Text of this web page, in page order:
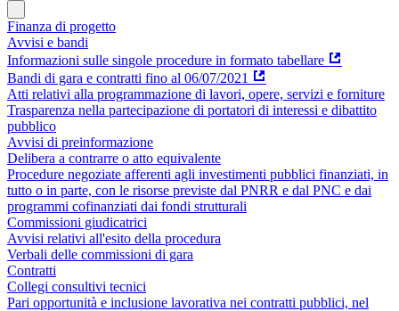
Finanza di progetto
Avvisi e bandi
Informazioni sulle singole procedure in formato tabellare
Bandi di gara e contratti fino al 06/07/2021
Atti relativi alla programmazione di lavori, opere, servizi e forniture
Trasparenza nella partecipazione di portatori di interessi e dibattito
pubblico
Avvisi di preinformazione
Delibera a contrarre o atto equivalente
Procedure negoziate afferenti agli investimenti pubblici finanziati, in
tutto o in parte, con le risorse previste dal PNRR e dal PNC e dai
programmi cofinanziati dai fondi strutturali
Commissioni giudicatrici
Avvisi relativi all'esito della procedura
Verbali delle commissioni di gara
Contratti
Collegi consultivi tecnici
Pari opportunità e inclusione lavorativa nei contratti pubblici, nel